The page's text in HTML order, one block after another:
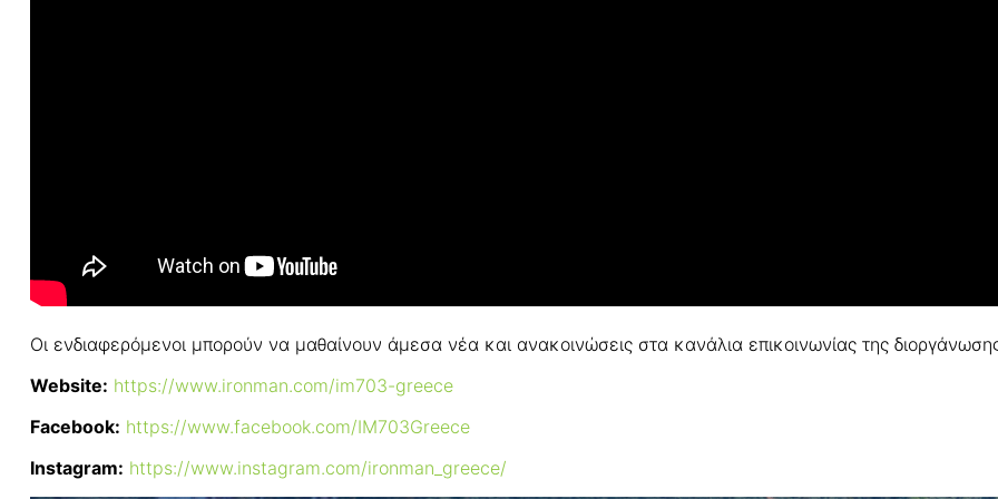
Οι ενδιαφερόμενοι μπορούν να μαθαίνουν άμεσα νέα και ανακοινώσεις στα κανάλια επικοινωνίας της
Website: https://www.ironman.com/im703-greece
Facebook: https://www.facebook.com/IM703Greece
Instagram: https://www.instagram.com/ironman_greece/